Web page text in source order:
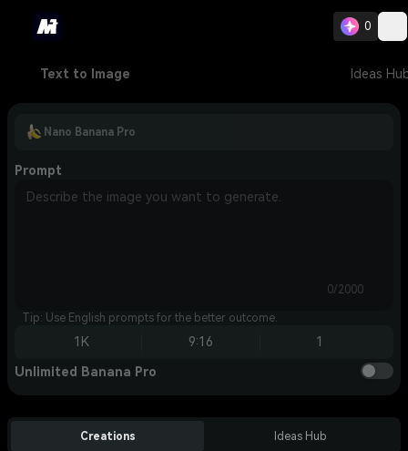
0
Text to Image Ideas
Nano Banana Pro
Prompt
0/2000
Tip: Use English prompts for the better outcome.
1K 9:16 1
Unlimited Banana Pro
Creations Ideas Hub